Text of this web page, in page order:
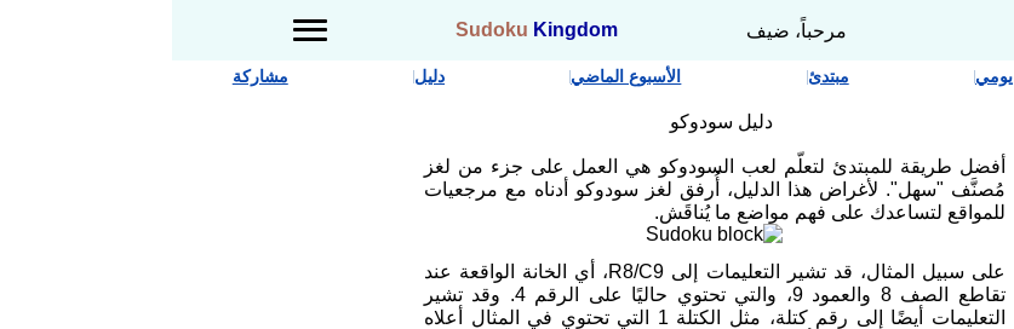
Sudoku Kingdom مرحباً، ضيف
يومي مبتدئ الأسبوع الماضي دليل مشاركة
دليل سودوكو
أفضل طريقة للمبتدئ لتعلّم لعب السودوكو هي العمل على جزء من لغز
مُصنَّف "سهل". لأغراض هذا الدليل، أُرفق لغز سودوكو أدناه مع مرجعيات
للمواقع لتساعدك على فهم مواضع ما يُناقَش.
على سبيل المثال، قد تشير التعليمات إلى R8/C9، أي الخانة الواقعة عند
تقاطع الصف 8 والعمود 9، والتي تحتوي حاليًا على الرقم 4. وقد تشير
التعليمات أيضًا إلى رقم كتلة، مثل الكتلة 1 التي تحتوي في المثال أعلاه